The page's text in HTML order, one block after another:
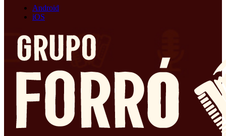
Android
iOS